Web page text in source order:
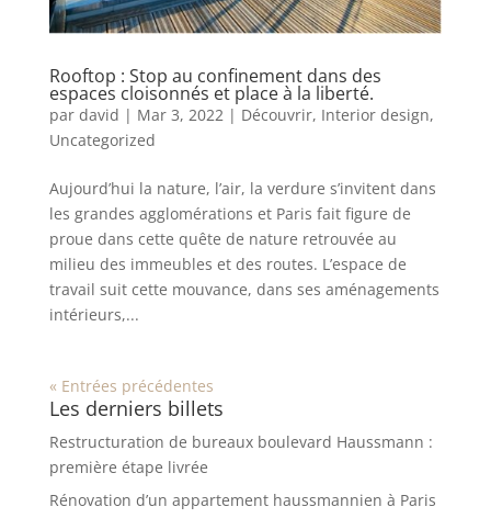
Rooftop : Stop au confinement dans des
espaces cloisonnés et place à la liberté.
par david | Mar 3, 2022 | Découvrir, Interior design,
Uncategorized
Aujourd’hui la nature, l’air, la verdure s’invitent dans
les grandes agglomérations et Paris fait figure de
proue dans cette quête de nature retrouvée au
milieu des immeubles et des routes. L’espace de
travail suit cette mouvance, dans ses aménagements
intérieurs,...
« Entrées précédentes
Les derniers billets
Restructuration de bureaux boulevard Haussmann :
première étape livrée
Rénovation d’un appartement haussmannien à Paris